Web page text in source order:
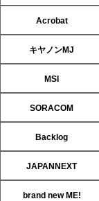
Acrobat
キヤノンMJ
MSI
SORACOM
Backlog
JAPANNEXT
brand new ME!